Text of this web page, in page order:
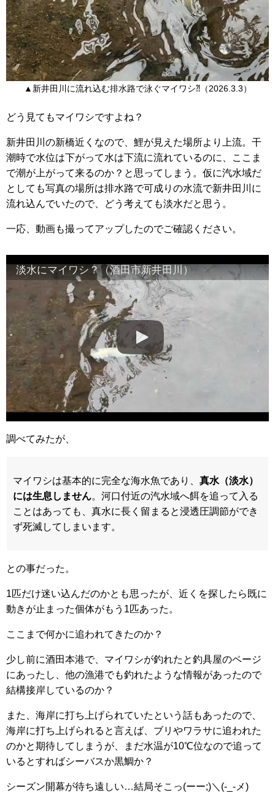
▲新井田川に流れ込む排水路で泳ぐマイワシ⁈（2026.3.3）
どう見てもマイワシですよね？
新井田川の新橋近くなので、鯉が見えた場所より上流。干
潮時で水位は下がって水は下流に流れているのに、ここま
で潮が上がって来るのか？と思ってしまう。仮に汽水域だ
としても写真の場所は排水路で可成りの水流で新井田川に
流れ込んでいたので、どう考えても淡水だと思う。
一応、動画も撮ってアップしたのでご確認ください。
淡水にマイワシ？（酒田市新井田川）
調べてみたが、
マイワシは基本的に完全な海水魚であり、 真水（淡水）
には生息しません。河口付近の汽水域へ餌を追って入る
ことはあっても、真水に長く留まると浸透圧調節ができ
ず死滅してしまいます。
との事だった。
1匹だけ迷い込んだのかとも思ったが、近くを探したら既に
動きが止まった個体がもう1匹あった。
ここまで何かに追われてきたのか？
少し前に酒田本港で、マイワシが釣れたと釣具屋のページ
にあったし、他の漁港でも釣れたような情報があったので
結構接岸しているのか？
また、海岸に打ち上げられていたという話もあったので、
海岸に打ち上げられると言えば、ブリやワラサに追われた
のかと期待してしまうが、まだ水温が10℃位なので追って
いるとすればシーバスか黒鯛か？
シーズン開幕が待ち遠しい…結局そこっ(ーー;)＼(-_-メ)